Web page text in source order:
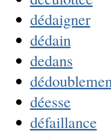
dédaigner
dédain
dedans
déesse
défaillance